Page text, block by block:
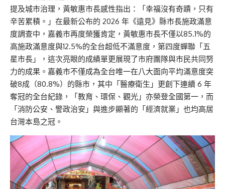
提及城市治理，黃敏惠市長感性指出：「幸福沒有奇蹟，只有
辛苦累積。」在最新公布的 2026 年《遠見》縣市長施政滿意
度調查中，嘉義市再度榮獲肯定，黃敏惠市長不僅以85.1%的
高施政滿意度與12.5%的全台超低不滿意度，第四度蟬聯「五
星市長」，這次亮眼的成績單更展現了市府團隊與市民共同努
力的成果 。 嘉義市不僅成為全台唯一在八大面向平均滿意度突
破8成 （80.8%）的縣市，其中「醫療衛生」更創下連續 6 年
奪冠的全台紀錄，「教育、環保、觀光」亦榮登全國第一，而
「消防公安、警政治安」與進步顯著的「經濟就業」 也均高居
台灣本島之冠。